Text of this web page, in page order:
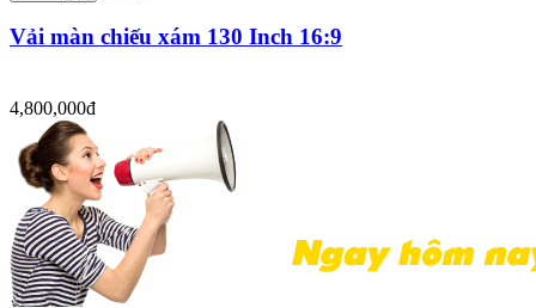
Vải màn chiếu xám 130 Inch 16:9
4,800,000đ